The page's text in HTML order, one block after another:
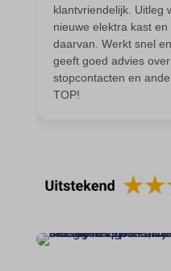
klantvriendelijk. Uitleg
nieuwe elektra kast
daarvan. Werkt snel
geeft goed advies
stopcontacten en
TOP!
i18next
kconsent
OptanonAlertBoxClosed